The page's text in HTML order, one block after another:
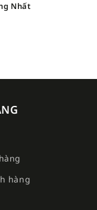
Nhất
hàng